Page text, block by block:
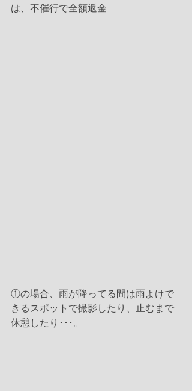
は、不催行で全額返金
①の場合、雨が降ってる間は雨よけで
きるスポットで撮影したり、止むまで
休憩したり･･･。